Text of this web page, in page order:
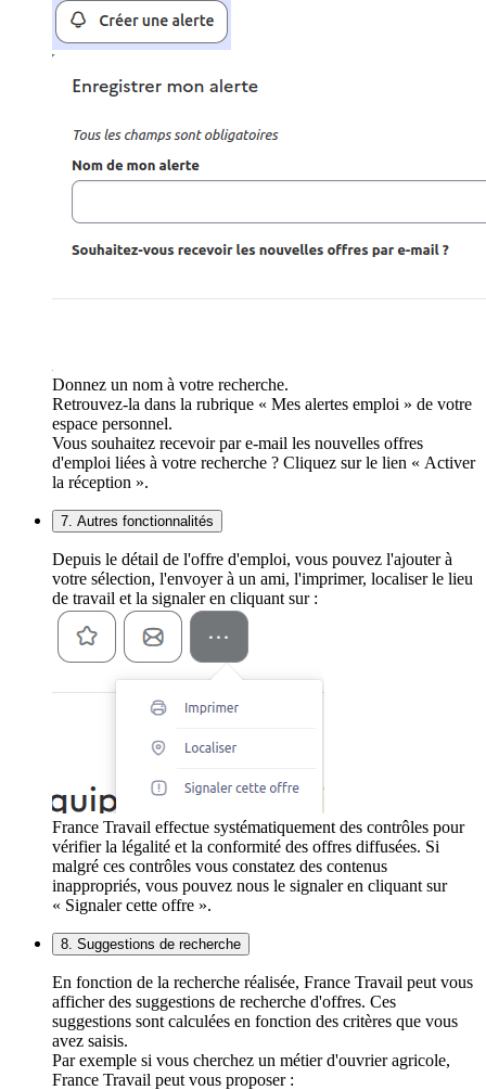
Donnez un nom à votre recherche.
Retrouvez-la dans la rubrique « Mes alertes emploi » de votre
espace personnel.
Vous souhaitez recevoir par e-mail les nouvelles offres
d'emploi liées à votre recherche ? Cliquez sur le lien « Activer
la réception ».
7. Autres fonctionnalités
Depuis le détail de l'offre d'emploi, vous pouvez l'ajouter à
votre sélection, l'envoyer à un ami, l'imprimer, localiser le lieu
de travail et la signaler en cliquant sur :
France Travail effectue systématiquement des contrôles pour
vérifier la légalité et la conformité des offres diffusées. Si
malgré ces contrôles vous constatez des contenus
inappropriés, vous pouvez nous le signaler en cliquant sur
« Signaler cette offre ».
8. Suggestions de recherche
En fonction de la recherche réalisée, France Travail peut vous
afficher des suggestions de recherche d'offres. Ces
suggestions sont calculées en fonction des critères que vous
avez saisis.
Par exemple si vous cherchez un métier d'ouvrier agricole,
France Travail peut vous proposer :